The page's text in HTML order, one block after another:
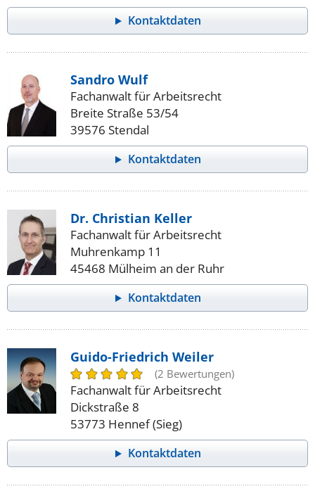
Kontaktdaten
Sandro Wulf
Fachanwalt für Arbeitsrecht
Breite Straße 53/54
39576 Stendal
Kontaktdaten
Dr. Christian Keller
Fachanwalt für Arbeitsrecht
Muhrenkamp 11
45468 Mülheim an der Ruhr
Kontaktdaten
Guido-Friedrich Weiler
(2 Bewertungen)
Fachanwalt für Arbeitsrecht
Dickstraße 8
53773 Hennef (Sieg)
Kontaktdaten